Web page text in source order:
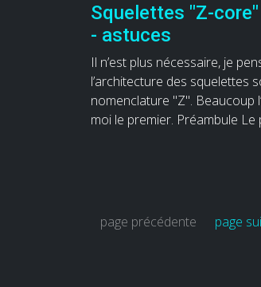
Squelettes "Z-
- astuces
Il n’est plus nécessaire, je
l’architecture des squelettes
nomenclature "Z". Beaucoup
moi le premier. Préambule
page précédente page